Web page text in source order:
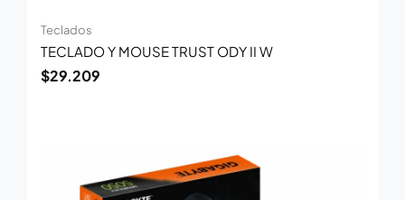
Teclados
TECLADO Y MOUSE TRUST ODY II W
$29.209